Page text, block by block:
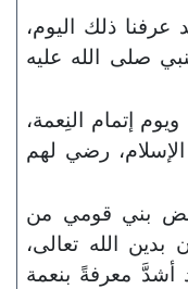
ذلك اليوم،
صلى الله عليه
إتمام النِعمة،
رضي لهم
بني قومي من
بدين الله تعالى،
أشدَّ معرفةً بنعمة